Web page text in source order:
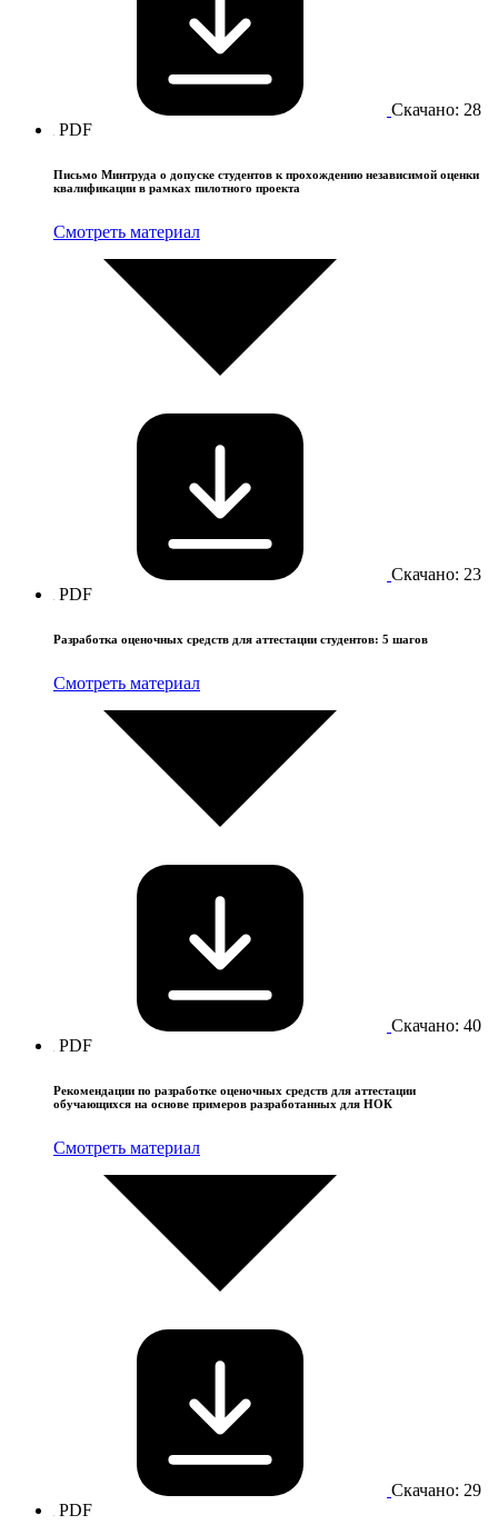
Скачано: 28
PDF
Письмо Минтруда о допуске студентов к прохождению независимой оценки
квалификации в рамках пилотного проекта
Смотреть материал
Скачано: 23
PDF
Разработка оценочных средств для аттестации студентов: 5 шагов
Смотреть материал
Скачано: 40
PDF
Рекомендации по разработке оценочных средств для аттестации
обучающихся на основе примеров разработанных для НОК
Смотреть материал
Скачано: 29
PDF